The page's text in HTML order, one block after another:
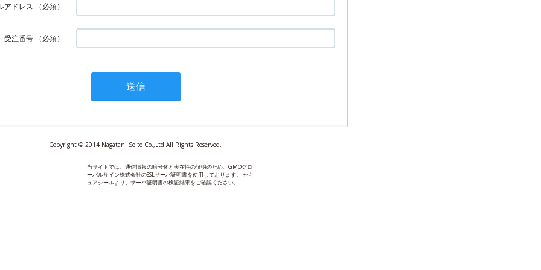
アドレス （必須）
受注番号 （必須）
Copyright © 2014 Nagatani Seito Co.,Ltd.All Rights Reserved.
当サイトでは、通信情報の暗号化と実在性の証明のため、GMOグロ
ーバルサイン株式会社のSSLサーバ証明書を使用しております。 セキ
ュアシールより、サーバ証明書の検証結果をご確認ください。